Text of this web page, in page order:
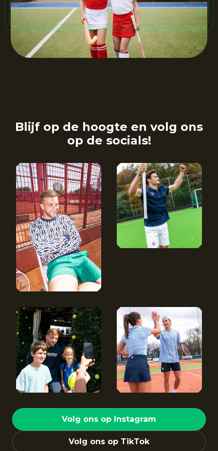
Blijf op de hoogte en volg ons
op de socials!
Volg ons op Instagram
Volg ons op TikTok